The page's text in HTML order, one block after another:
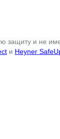
защиту и не
и Heyner